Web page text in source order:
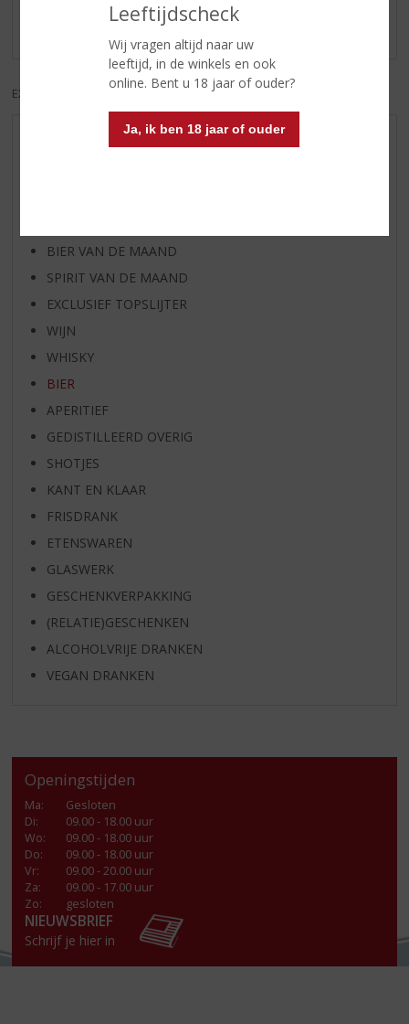
Leeftijdscheck
Wij vragen altijd naar uw
leeftijd, in de winkels en ook
online. Bent u 18 jaar of ouder?
Ja, ik ben 18 jaar of ouder
Er zijn nog geen reviews geplaatst voor dit product
EXCL. BTW
AANBIEDINGEN
BIER VAN DE MAAND
SPIRIT VAN DE MAAND
EXCLUSIEF TOPSLIJTER
WIJN
WHISKY
BIER
APERITIEF
GEDISTILLEERD OVERIG
SHOTJES
KANT EN KLAAR
FRISDRANK
ETENSWAREN
GLASWERK
GESCHENKVERPAKKING
(RELATIE)GESCHENKEN
ALCOHOLVRIJE DRANKEN
VEGAN DRANKEN
Openingstijden
Ma:
Gesloten
Di:
09.00 - 18.00 uur
Wo:
09.00 - 18.00 uur
Do:
09.00 - 18.00 uur
Vr:
09.00 - 20.00 uur
Za:
09.00 - 17.00 uur
Zo:
gesloten
NIEUWSBRIEF
Schrijf je hier in